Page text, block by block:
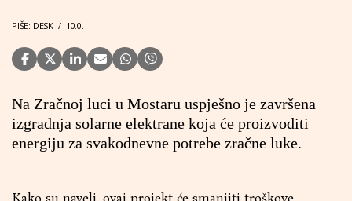
PIŠE: DESK / 10.0.
Na Zračnoj luci u Mostaru uspješno je završena
izgradnja solarne elektrane koja će proizvoditi
energiju za svakodnevne potrebe zračne luke.